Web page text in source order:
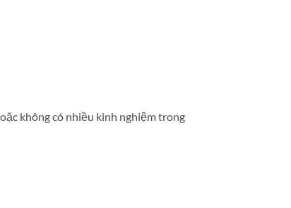
không có nhiều kinh nghiệm trong